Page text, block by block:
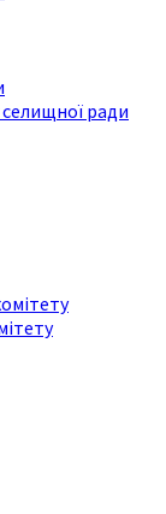
селищної ради